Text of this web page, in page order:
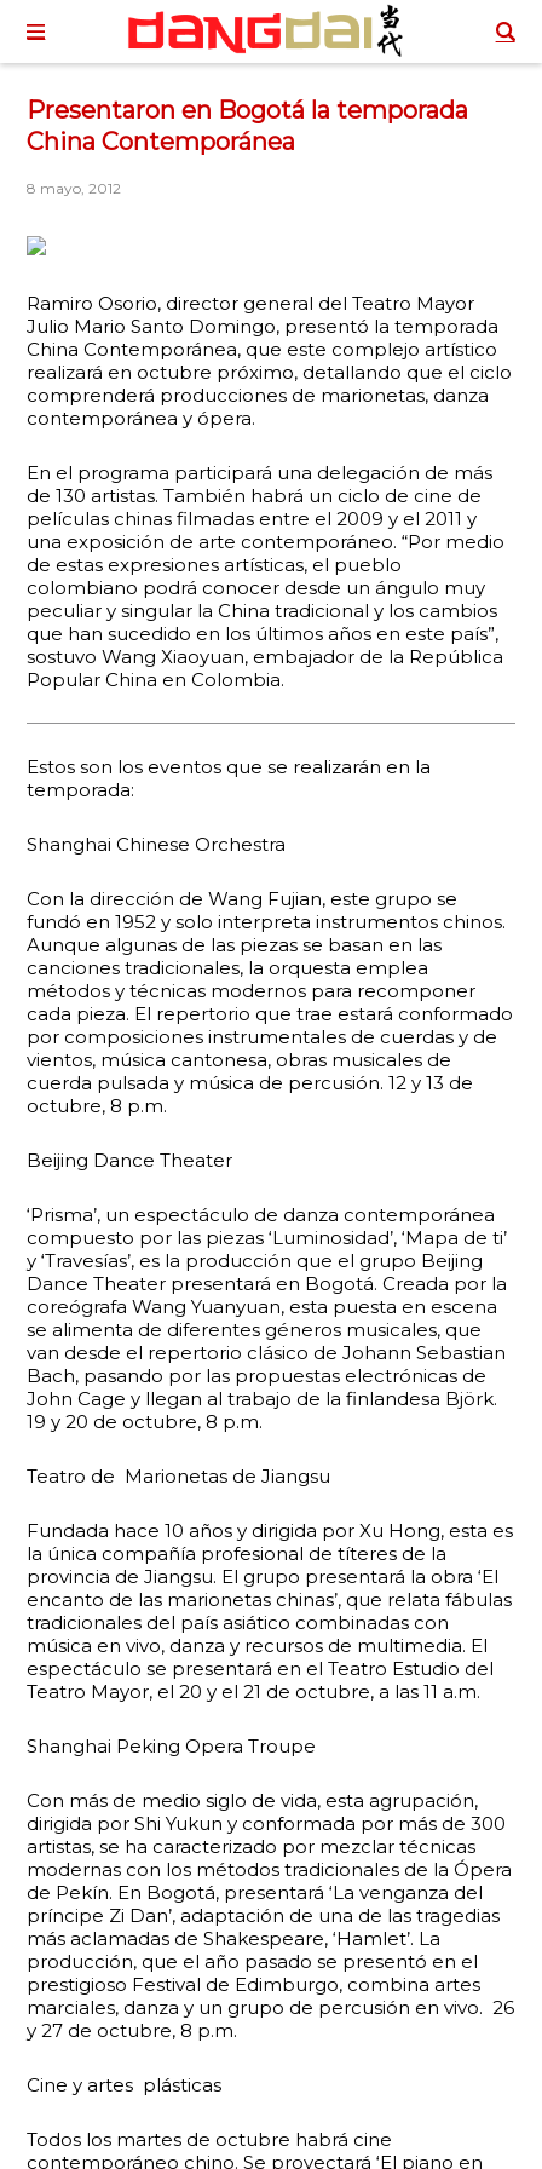
Presentaron en Bogotá la temporada
China Contemporánea
8 mayo, 2012
Ramiro Osorio, director general del Teatro Mayor
Julio Mario Santo Domingo, presentó la temporada
China Contemporánea, que este complejo artístico
realizará en octubre próximo, detallando que el ciclo
comprenderá producciones de marionetas, danza
contemporánea y ópera.
En el programa participará una delegación de más
de 130 artistas. También habrá un ciclo de cine de
películas chinas filmadas entre el 2009 y el 2011 y
una exposición de arte contemporáneo. “Por medio
de estas expresiones artísticas, el pueblo
colombiano podrá conocer desde un ángulo muy
peculiar y singular la China tradicional y los cambios
que han sucedido en los últimos años en este país”,
sostuvo Wang Xiaoyuan, embajador de la República
Popular China en Colombia.
Estos son los eventos que se realizarán en la
temporada:
Shanghai Chinese Orchestra
Con la dirección de Wang Fujian, este grupo se
fundó en 1952 y solo interpreta instrumentos chinos.
Aunque algunas de las piezas se basan en las
canciones tradicionales, la orquesta emplea
métodos y técnicas modernos para recomponer
cada pieza. El repertorio que trae estará conformado
por composiciones instrumentales de cuerdas y de
vientos, música cantonesa, obras musicales de
cuerda pulsada y música de percusión. 12 y 13 de
octubre, 8 p.m.
Beijing Dance Theater
‘Prisma’, un espectáculo de danza contemporánea
compuesto por las piezas ‘Luminosidad’, ‘Mapa de ti’
y ‘Travesías’, es la producción que el grupo Beijing
Dance Theater presentará en Bogotá. Creada por la
coreógrafa Wang Yuanyuan, esta puesta en escena
se alimenta de diferentes géneros musicales, que
van desde el repertorio clásico de Johann Sebastian
Bach, pasando por las propuestas electrónicas de
John Cage y llegan al trabajo de la finlandesa Björk.
19 y 20 de octubre, 8 p.m.
Teatro de Marionetas de Jiangsu
Fundada hace 10 años y dirigida por Xu Hong, esta es
la única compañía profesional de títeres de la
provincia de Jiangsu. El grupo presentará la obra ‘El
encanto de las marionetas chinas’, que relata fábulas
tradicionales del país asiático combinadas con
música en vivo, danza y recursos de multimedia. El
espectáculo se presentará en el Teatro Estudio del
Teatro Mayor, el 20 y el 21 de octubre, a las 11 a.m.
Shanghai Peking Opera Troupe
Con más de medio siglo de vida, esta agrupación,
dirigida por Shi Yukun y conformada por más de 300
artistas, se ha caracterizado por mezclar técnicas
modernas con los métodos tradicionales de la Ópera
de Pekín. En Bogotá, presentará ‘La venganza del
príncipe Zi Dan’, adaptación de una de las tragedias
más aclamadas de Shakespeare, ‘Hamlet’. La
producción, que el año pasado se presentó en el
prestigioso Festival de Edimburgo, combina artes
marciales, danza y un grupo de percusión en vivo. 26
y 27 de octubre, 8 p.m.
Cine y artes plásticas
Todos los martes de octubre habrá cine
contemporáneo chino. Se proyectará ‘El piano en